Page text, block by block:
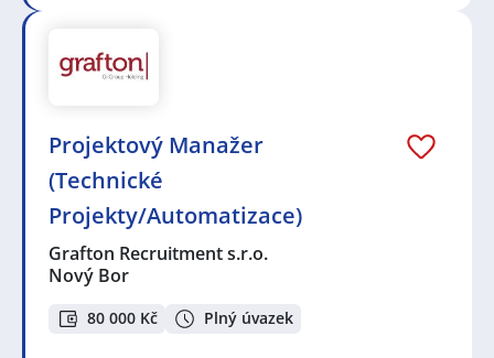
Projektový Manažer
(Technické
Projekty/Automatizace)
Grafton Recruitment s.r.o.
Nový Bor
80 000 Kč Plný úvazek